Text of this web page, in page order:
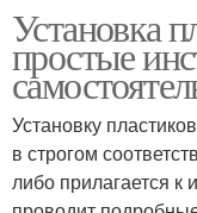
Установка
простые
Установку
в строгом
либо прилагается к